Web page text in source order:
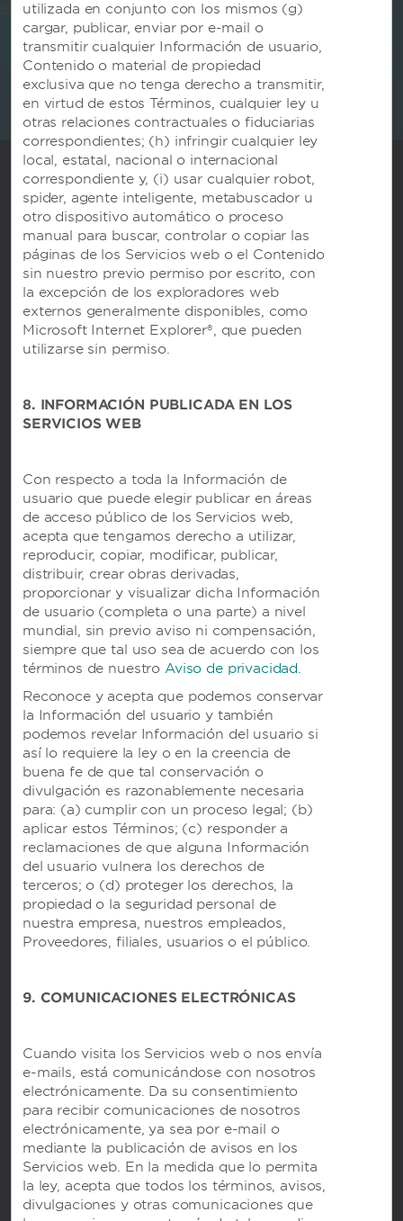
CONOCE MÁS
utilizada en conjunto con los mismos (g)
cargar, publicar, enviar por e-mail o
transmitir cualquier Información de usuario,
Contenido o material de propiedad
exclusiva que no tenga derecho a transmitir,
en virtud de estos Términos, cualquier ley u
otras relaciones contractuales o fiduciarias
correspondientes; (h) infringir cualquier ley
local, estatal, nacional o internacional
correspondiente y, (i) usar cualquier robot,
spider, agente inteligente, metabuscador u
otro dispositivo automático o proceso
manual para buscar, controlar o copiar las
páginas de los Servicios web o el Contenido
sin nuestro previo permiso por escrito, con
la excepción de los exploradores web
externos generalmente disponibles, como
Microsoft Internet Explorer®, que pueden
utilizarse sin permiso.
8. INFORMACIÓN PUBLICADA EN LOS
SERVICIOS WEB
Con respecto a toda la Información de
usuario que puede elegir publicar en áreas
de acceso público de los Servicios web,
acepta que tengamos derecho a utilizar,
reproducir, copiar, modificar, publicar,
distribuir, crear obras derivadas,
proporcionar y visualizar dicha Información
de usuario (completa o una parte) a nivel
mundial, sin previo aviso ni compensación,
siempre que tal uso sea de acuerdo con los
términos de nuestro Aviso de privacidad.
Reconoce y acepta que podemos conservar
la Información del usuario y también
podemos revelar Información del usuario si
así lo requiere la ley o en la creencia de
buena fe de que tal conservación o
divulgación es razonablemente necesaria
para: (a) cumplir con un proceso legal; (b)
aplicar estos Términos; (c) responder a
reclamaciones de que alguna Información
del usuario vulnera los derechos de
terceros; o (d) proteger los derechos, la
propiedad o la seguridad personal de
nuestra empresa, nuestros empleados,
Proveedores, filiales, usuarios o el público.
9. COMUNICACIONES ELECTRÓNICAS
Cuando visita los Servicios web o nos envía
e-mails, está comunicándose con nosotros
electrónicamente. Da su consentimiento
para recibir comunicaciones de nosotros
electrónicamente, ya sea por e-mail o
mediante la publicación de avisos en los
Servicios web. En la medida que lo permita
la ley, acepta que todos los términos, avisos,
divulgaciones y otras comunicaciones que
Central de Reservas
Términos y políticas
Recursos Corporativos
OUR BRANDS
HOTELS BY WYNDHAM
ALQUILERES VACACIONALES, COMPLEJOS
TURÍSTICOS Y CONDOMINIOS
CAESARS REWARDS